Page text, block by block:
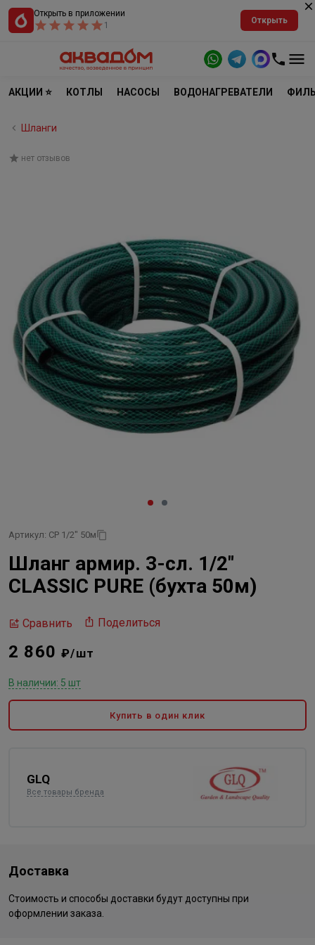
Открыть в приложении
1
Открыть
АКЦИИ ⭐ КОТЛЫ НАСОСЫ ВОДОНАГРЕВАТЕЛИ
Шланги
нет отзывов
Артикул: CP 1/2" 50м
Шланг армир. 3-сл. 1/2"
CLASSIC PURE (бухта 50м)
Сравнить Поделиться
2 860₽/шт
В наличии: 5 шт
Купить в один клик
GLQ
Все товары бренда
Доставка
Стоимость и способы доставки будут доступны при
оформлении заказа.